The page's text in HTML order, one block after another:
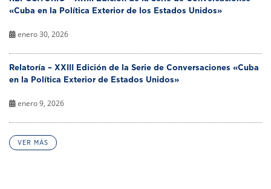
«Cuba en la Política Exterior de los Estados Unidos»
enero 30, 2026
Relatoría – XXIII Edición de la Serie de Conversaciones «Cuba
en la Política Exterior de Estados Unidos»
enero 9, 2026
VER MÁS